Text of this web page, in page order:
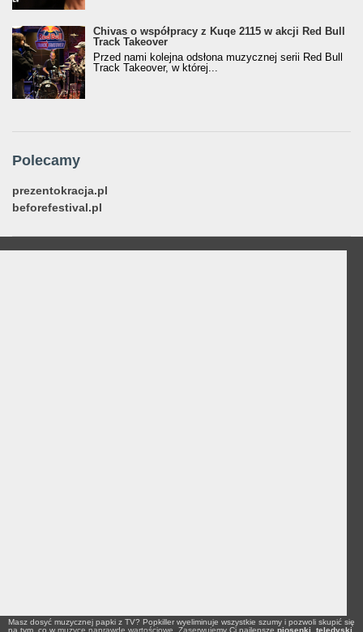
Chivas o współpracy z Kuqe 2115 w akcji Red Bull
Track Takeover
Przed nami kolejna odsłona muzycznej serii Red Bull
Track Takeover, w której...
Polecamy
prezentokracja.pl
beforefestival.pl
Masz dosyć muzycznej papki z TV? Popkiller wyeliminuje wszystkie szumy i pozwoli skupić się
na tym, co w muzyce naprawdę wartościowe. Zaserwujemy Ci najlepsze piosenki teledyski